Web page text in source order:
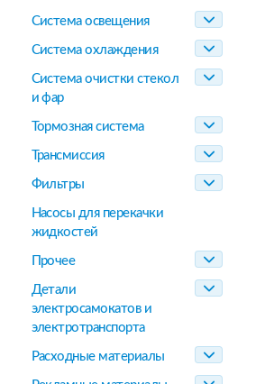
Система освещения
Система охлаждения
Система очистки стекол
и фар
Тормозная система
Трансмиссия
Фильтры
Насосы для перекачки
жидкостей
Прочее
Детали
электросамокатов и
электротранспорта
Расходные материалы